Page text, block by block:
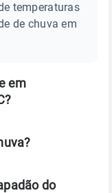
temperaturas
de chuva em
em
do